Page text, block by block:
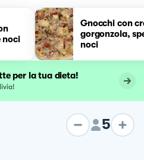
noci
Gnocchi con
gorgonzola,
noci
per la tua dieta!
5